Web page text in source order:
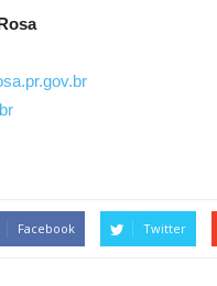
Facebook Twitter